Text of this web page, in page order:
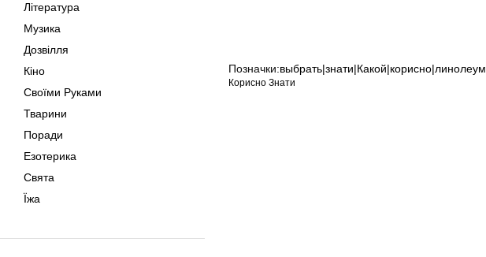
Література
Музика
Дозвілля
Кіно
Своїми Руками
Тварини
Поради
Езотерика
Свята
Їжа
Позначки:выбрать|знати|Какой|корисно|линолеум
Корисно Знати